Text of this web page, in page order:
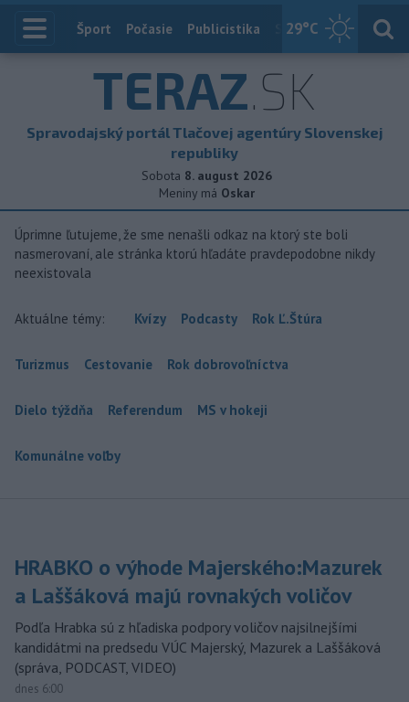
29°C
Index
Šport Počasie Publicistika Slovensko
TERAZ.SK
Spravodajský portál Tlačovej agentúry Slovenskej
republiky
Sobota 8. august 2026
Meniny má Oskar
Úprimne ľutujeme, že sme nenašli odkaz na ktorý ste boli
nasmerovaní, ale stránka ktorú hľadáte pravdepodobne nikdy
neexistovala
Aktuálne témy: Kvízy Podcasty Rok Ľ.Štúra
Turizmus Cestovanie Rok dobrovoľníctva
Dielo týždňa Referendum MS v hokeji
Komunálne voľby
HRABKO o výhode Majerského:Mazurek
a Laššáková majú rovnakých voličov
Podľa Hrabka sú z hľadiska podpory voličov najsilnejšími
kandidátmi na predsedu VÚC Majerský, Mazurek a Laššáková
(správa, PODCAST, VIDEO)
dnes 6:00